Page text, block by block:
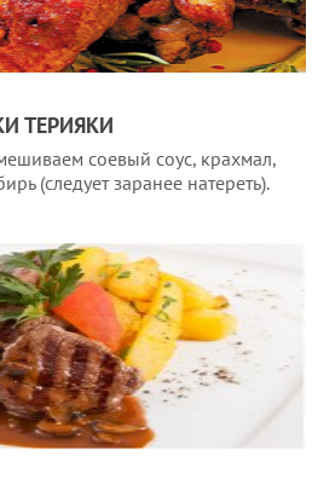
ТЕРИЯКИ
соевый соус, крахмал,
(следует заранее натереть).